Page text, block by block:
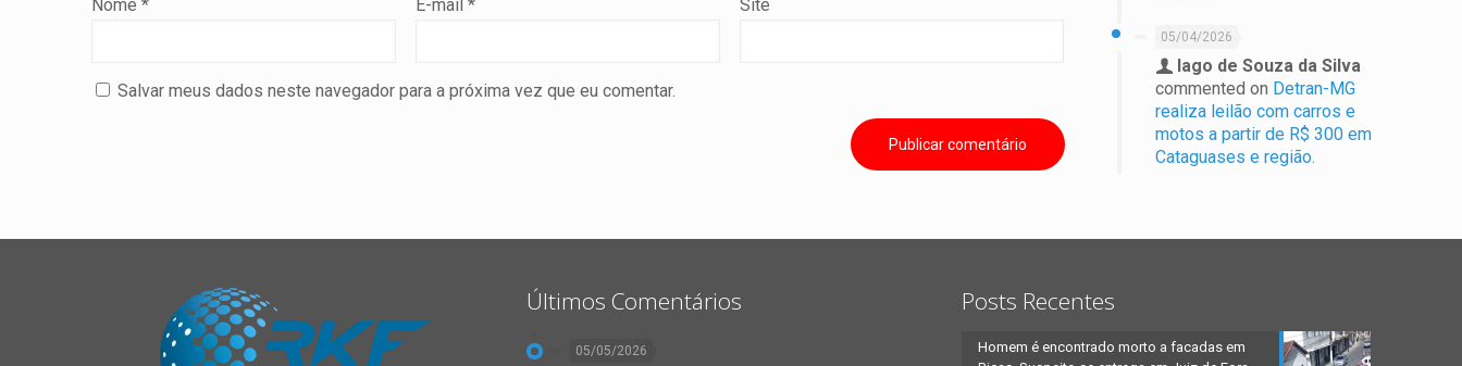
Nome * E-mail* Site
Salvar meus dados neste navegador para a próxima vez que eu comentar.
05/04/2026
Iago de Souza da Silva
commented on Detran-MG
realiza leilão com carros e
motos a partir de R$ 300 em
Cataguases e região.
Últimos Comentários
05/05/2026
Posts Recentes
Homem é encontrado morto a facadas em